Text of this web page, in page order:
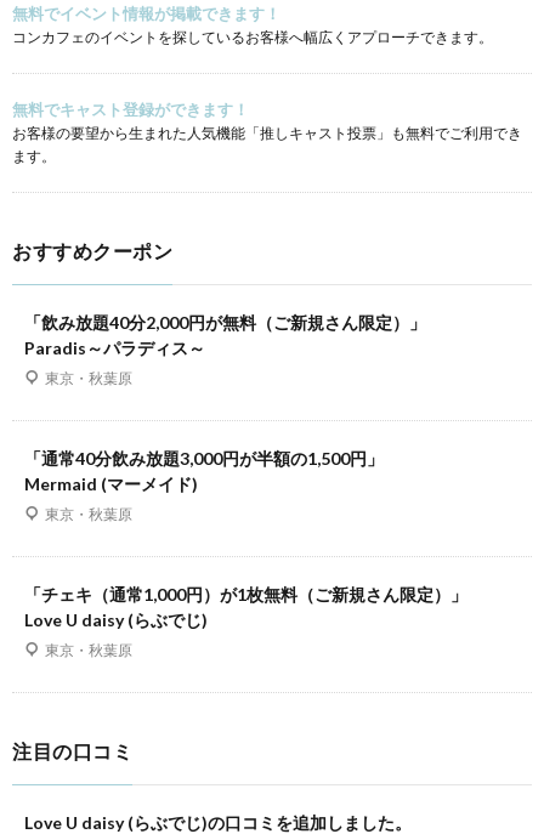
無料でイベント情報が掲載できます！
コンカフェのイベントを探しているお客様へ幅広くアプローチできます。
無料でキャスト登録ができます！
お客様の要望から生まれた人気機能「推しキャスト投票」も無料でご利用でき
ます。
おすすめクーポン
「飲み放題40分2,000円が無料（ご新規さん限定）」
Paradis～パラディス～
東京・秋葉原
「通常40分飲み放題3,000円が半額の1,500円」
Mermaid (マーメイド)
東京・秋葉原
「チェキ（通常1,000円）が1枚無料（ご新規さん限定）」
Love U daisy (らぶでじ)
東京・秋葉原
注目の口コミ
Love U daisy (らぶでじ)の口コミを追加しました。